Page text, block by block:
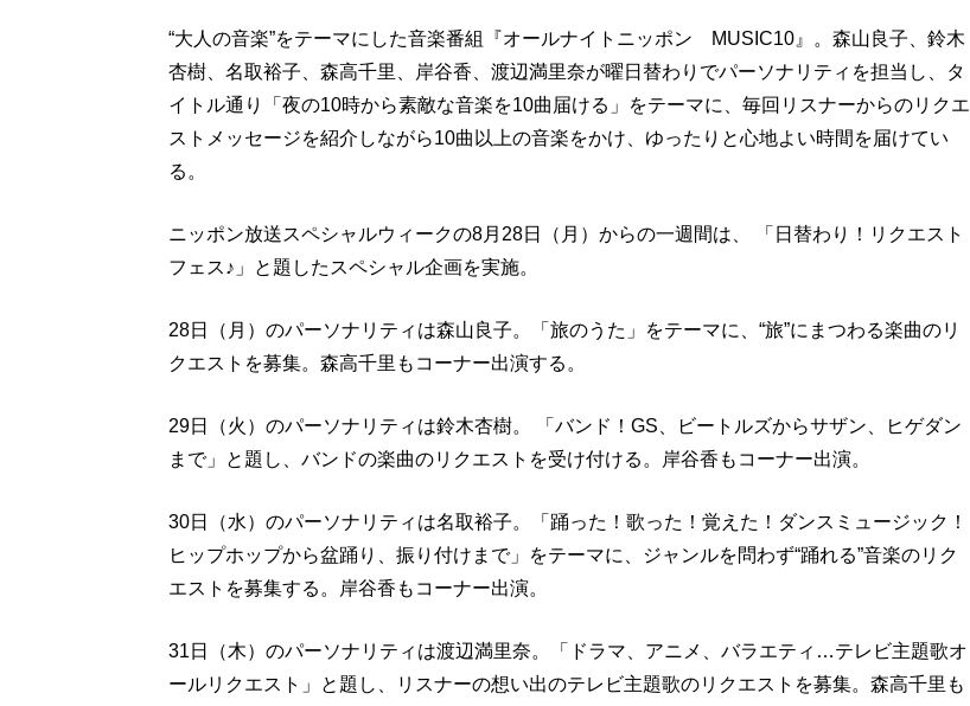
“大人の音楽”をテーマにした音楽番組『オールナイトニッポン MUSIC10』。森山良子、鈴木
杏樹、名取裕子、森高千里、岸谷香、渡辺満里奈が曜日替わりでパーソナリティを担当し、タ
イトル通り「夜の10時から素敵な音楽を10曲届ける」をテーマに、毎回リスナーからのリクエ
ストメッセージを紹介しながら10曲以上の音楽をかけ、ゆったりと心地よい時間を届けてい
る。
ニッポン放送スペシャルウィークの8月28日（月）からの一週間は、 「日替わり！リクエスト
フェス♪」と題したスペシャル企画を実施。
28日（月）のパーソナリティは森山良子。「旅のうた」をテーマに、“旅”にまつわる楽曲のリ
クエストを募集。森高千里もコーナー出演する。
29日（火）のパーソナリティは鈴木杏樹。 「バンド！GS、ビートルズからサザン、ヒゲダン
まで」と題し、バンドの楽曲のリクエストを受け付ける。岸谷香もコーナー出演。
30日（水）のパーソナリティは名取裕子。「踊った！歌った！覚えた！ダンスミュージック！
ヒップホップから盆踊り、振り付けまで」をテーマに、ジャンルを問わず“踊れる”音楽のリク
エストを募集する。岸谷香もコーナー出演。
31日（木）のパーソナリティは渡辺満里奈。「ドラマ、アニメ、バラエティ…テレビ主題歌オ
ールリクエスト」と題し、リスナーの想い出のテレビ主題歌のリクエストを募集。森高千里も